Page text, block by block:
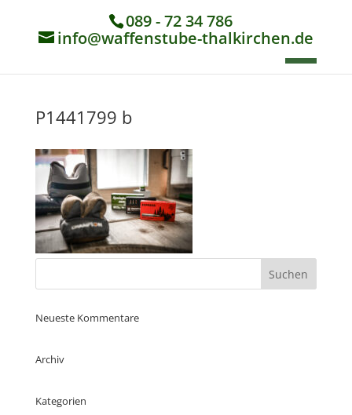
089 - 72 34 786
info@waffenstube-thalkirchen.de
P1441799 b
Neueste Kommentare
Archiv
Kategorien